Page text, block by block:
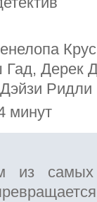
Дерек
Ридли
минут
из